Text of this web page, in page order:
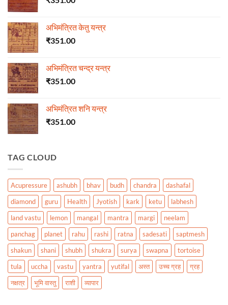
अभिमंत्रित केतु यन्त्र
₹351.00
अभिमंत्रित चन्द्र यन्त्र
₹351.00
अभिमंत्रित शनि यन्त्र
₹351.00
TAG CLOUD
Acupressure ashubh bhav budh chandra
dashafal
diamond
guru Health Jyotish kark ketu
labhesh
land vastu
lemon mangal mantra margi
neelam
panchag
planet rahu rashi ratna sadesati
saptmesh
shakun
shani shubh shukra surya swapna
tortoise
tula
uccha vastu yantra yutifal अस्त उच्च ग्रह
ग्रह
नक्षत्र
भूमि वास्तु राशी व्यापार